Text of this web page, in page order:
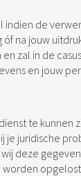
de
na jouw
zal in de
en jouw
te kunnen
juridische
deze
opgelost.